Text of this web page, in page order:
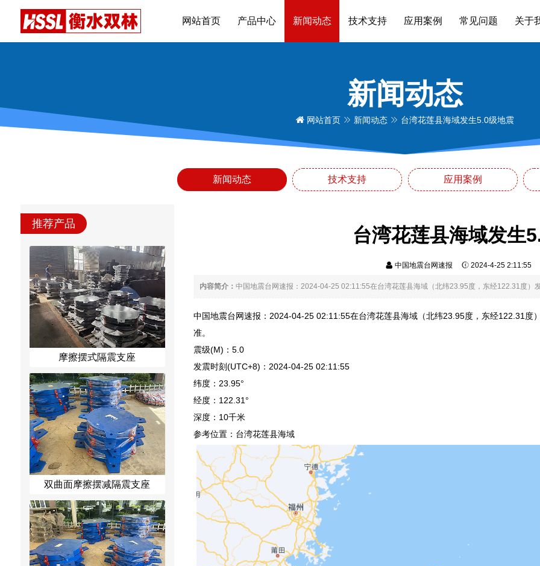
网站首页 产品中心 新闻动态 技术支持 应用案例 常见问题 关于
新闻动态
网站首页 新闻动态 台湾花莲县海域发生5.0级地震
新闻动态 技术支持 应用案例
推荐产品
摩擦摆式隔震支座
双曲面摩擦摆减隔震支座
台湾花莲县海域发生
中国地震台网速报 2024-4-25
内容简介： 中国地震台网速报：2024-04-25 02:11:55在台湾花莲县海域（北纬23.95度，东经122.31度）
中国地震台网速报：2024-04-25 02:11:55在台湾花莲县海域（北纬23.95度，东经122.31度
准。
震级(M)：5.0
发震时刻(UTC+8)：2024-04-25 02:11:55
纬度：23.95°
经度：122.31°
深度：10千米
参考位置：台湾花莲县海域